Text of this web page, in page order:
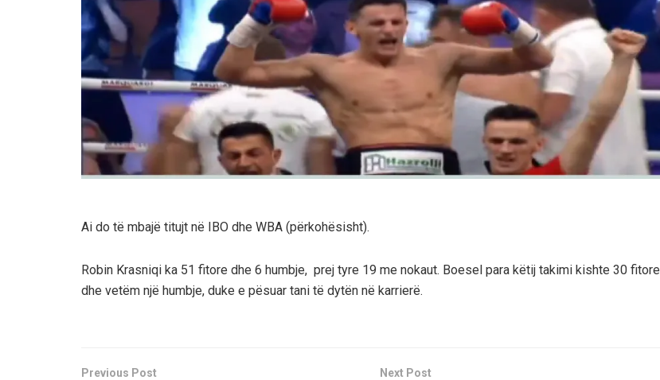
Ai do të mbajë titujt në IBO dhe WBA (përkohësisht).
Robin Krasniqi ka 51 fitore dhe 6 humbje, prej tyre 19 me nokaut. Boesel para këtij takimi kishte 30 fitore
dhe vetëm një humbje, duke e pësuar tani të dytën në karrierë.
Previous Post Next Post